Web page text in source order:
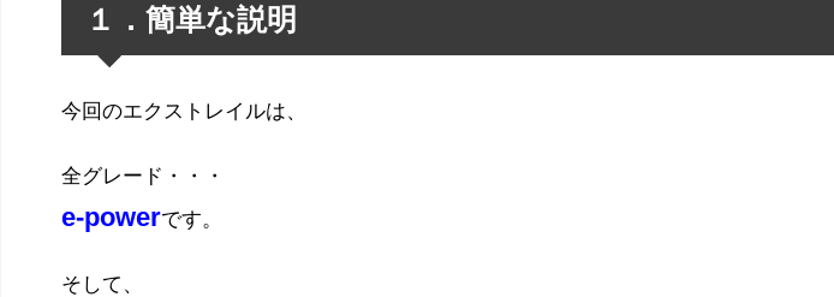
１．簡単な説明
今回のエクストレイルは、
全グレード・・・
e-powerです。
そして、